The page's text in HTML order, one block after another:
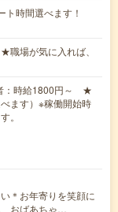
時間選べます！
場が気に入れば、
：時給1800円～ ★
ます）※稼働開始時
。
＊お年寄りを笑顔に
おばあちゃ…